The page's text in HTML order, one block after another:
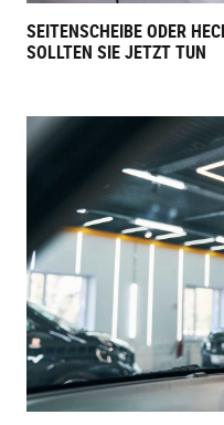
SEITENSCHEIBE ODER
SOLLTEN SIE JETZT TUN